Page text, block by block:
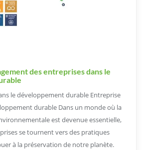
des entreprises dans le
le développement durable Entreprise
durable Dans un monde où la
est devenue essentielle,
se tournent vers des pratiques
à la préservation de notre planète.